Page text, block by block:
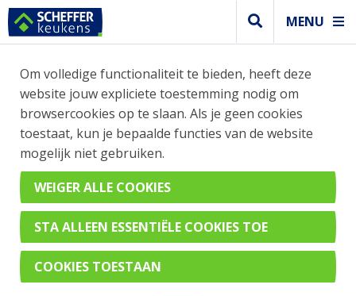
MENU
WEBSHOP BESTELLINGEN
Je kan tijdelijk geen bestelling plaatsen. Wil je je
vast oriënteren? Vergelijk eenvoudig apparaten
en merken met elkaar. Klik hier voor meer
informatie.
Steamer
MIELE
DGC7845HCXPROGRGR
Om volledige functionaliteit te bieden, heeft deze
website jouw expliciete toestemming nodig om
browsercookies op te slaan. Als je geen cookies
toestaat, kun je bepaalde functies van de website
mogelijk niet gebruiken.